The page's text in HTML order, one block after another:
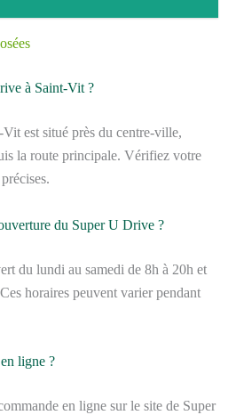
à Saint-Vit ?
est situé près du centre-ville,
la route principale. Vérifiez votre
du Super U Drive ?
du lundi au samedi de 8h à 20h et
horaires peuvent varier pendant
ligne ?
en ligne sur le site de Super